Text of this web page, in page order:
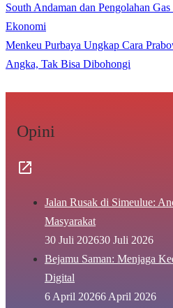
South Andaman dan Pengolahan
Ekonomi
Menkeu Purbaya Ungkap Cara
Angka, Tak Bisa Dibohongi
Opini
Jalan Rusak di Simeulue:
Masyarakat
30 Juli 202630 Juli 2026
Bejamu Saman: Menjaga
Digital
6 April 20266 April 2026